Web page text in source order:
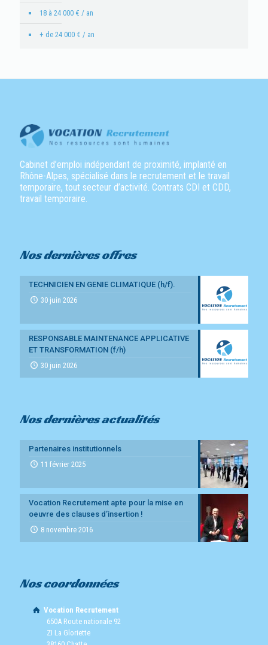
18 à 24 000 € / an
+ de 24 000 € / an
Cabinet d’emploi indépendant de proximité, implanté en
Rhône-Alpes, spécialisé dans le recrutement et le travail
temporaire, tout secteur d’activité. Contrats CDI et CDD,
travail temporaire.
Nos dernières offres
TECHNICIEN EN GENIE CLIMATIQUE (h/f).
30 juin 2026
RESPONSABLE MAINTENANCE APPLICATIVE
ET TRANSFORMATION (f/h)
30 juin 2026
Nos dernières actualités
Partenaires institutionnels
11 février 2025
Vocation Recrutement apte pour la mise en
oeuvre des clauses d’insertion !
8 novembre 2016
Nos coordonnées
Vocation Recrutement
650A Route nationale 92
ZI La Gloriette